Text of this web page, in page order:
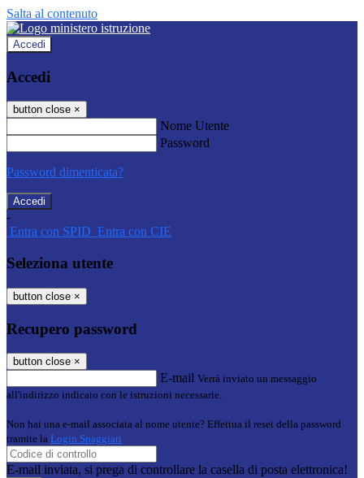
Salta al contenuto
Accedi
Accedi
button close ×
Nome Utente
Password
Password dimenticata?
-
Entra con SPID Entra con CIE
Seleziona utente
button close ×
Recupero password
button close ×
E-mail Verrà inviato un messaggio
all'indirizzo indicato con le istruzioni necessarie.
Non hai una e-mail associata al nome utente? Effettua il reset della password
tramite la Login Spaggiari
E-mail inviata, si prega di controllare la casella di posta elettronica!